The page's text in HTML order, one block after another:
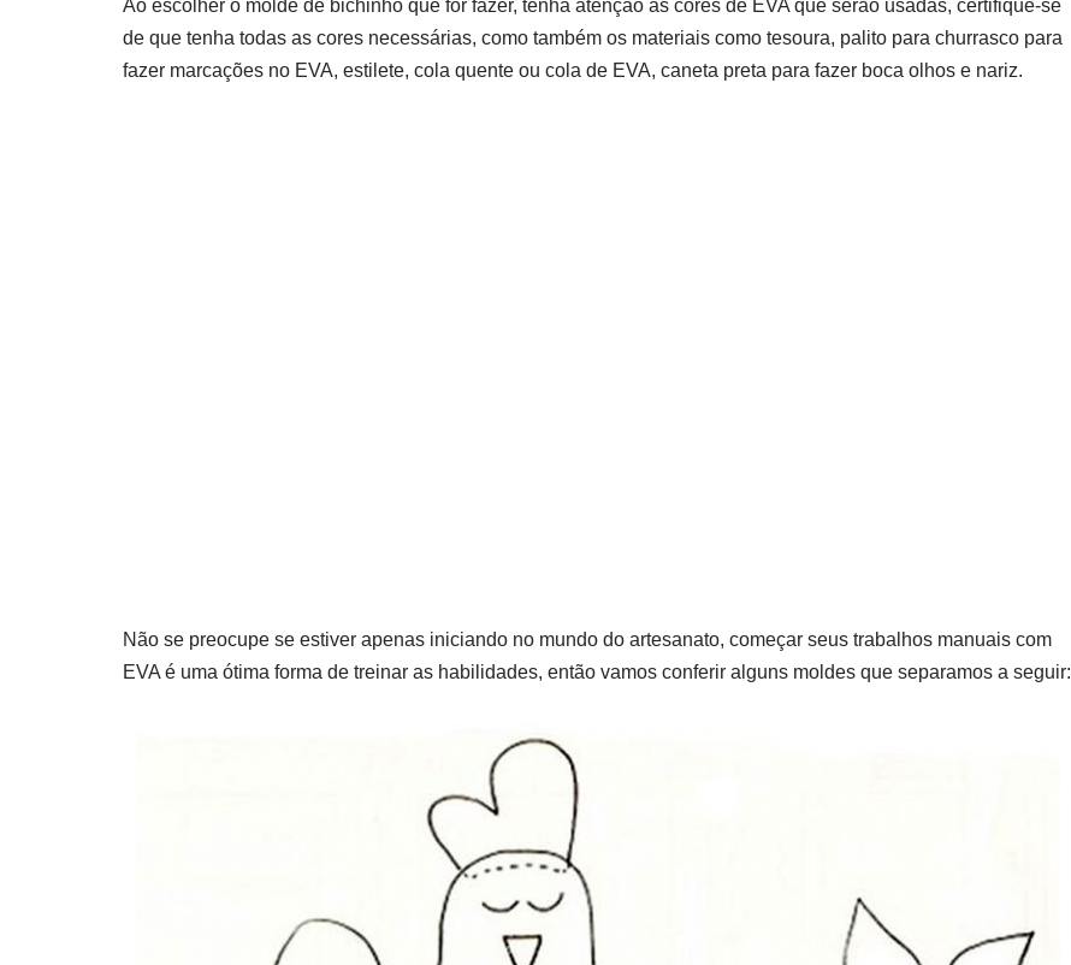
Ao escolher o molde de bichinho que for fazer, tenha atenção as cores de EVA que serão usadas, certifique-se
de que tenha todas as cores necessárias, como também os materiais como tesoura, palito para churrasco para
fazer marcações no EVA, estilete, cola quente ou cola de EVA, caneta preta para fazer boca olhos e nariz.
Não se preocupe se estiver apenas iniciando no mundo do artesanato, começar seus trabalhos manuais com
EVA é uma ótima forma de treinar as habilidades, então vamos conferir alguns moldes que separamos a seguir: